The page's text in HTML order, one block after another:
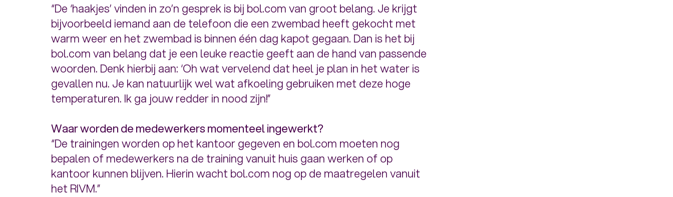
“De ‘haakjes’ vinden in zo’n gesprek is bij bol.com van groot belang. Je krijgt
bijvoorbeeld iemand aan de telefoon die een zwembad heeft gekocht met
warm weer en het zwembad is binnen één dag kapot gegaan. Dan is het bij
bol.com van belang dat je een leuke reactie geeft aan de hand van passende
woorden. Denk hierbij aan: ‘Oh wat vervelend dat heel je plan in het water is
gevallen nu. Je kan natuurlijk wel wat afkoeling gebruiken met deze hoge
temperaturen. Ik ga jouw redder in nood zijn!”
Waar worden de medewerkers momenteel ingewerkt?
“De trainingen worden op het kantoor gegeven en bol.com moeten nog
bepalen of medewerkers na de training vanuit huis gaan werken of op
kantoor kunnen blijven. Hierin wacht bol.com nog op de maatregelen vanuit
het RIVM.”